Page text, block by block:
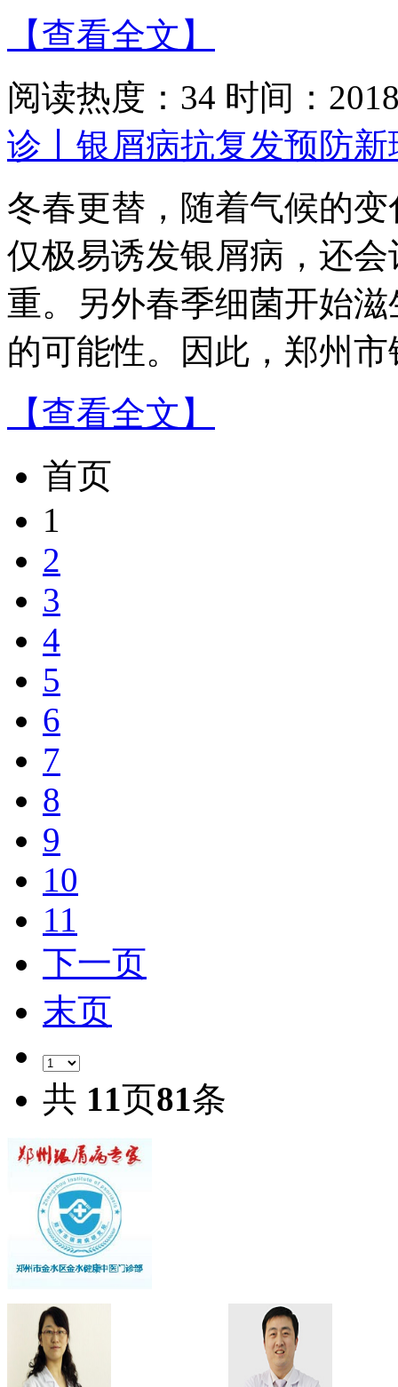
【查看全文】
阅读热度：34 时间：
诊丨银屑病抗复发预防
冬春更替，随着气候的
仅极易诱发银屑病，还
重。另外春季细菌开始
的可能性。因此，郑州
【查看全文】
首页
1
2
3
4
5
6
7
8
9
10
11
下一页
末页
共 11页81条